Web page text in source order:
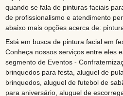
quando se fala de pinturas faciais
de profissionalismo e atendimento
abaixo mais opções acerca de:
Está em busca de pintura facial em
Conheça nossos serviços entre eles
segmento de Eventos -
brinquedos para festa, aluguel de
brinquedos, aluguel de futebol de
para aniversário, aluguel de